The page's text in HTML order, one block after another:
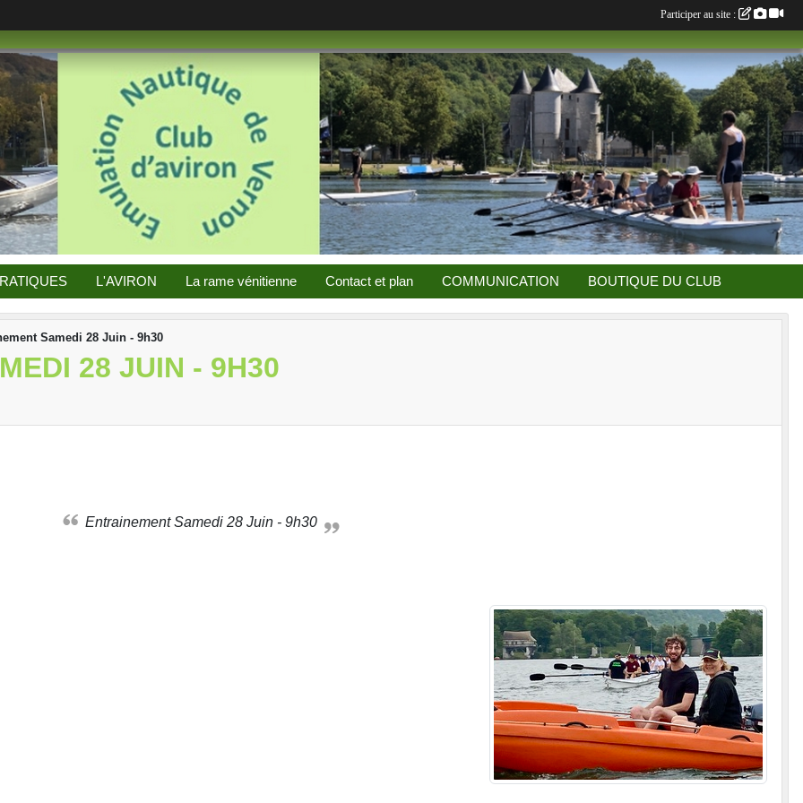
L'AVIRON La rame vénitienne Contact et plan COMMUNICATION BOUTIQUE DU CLUB
Samedi 28 Juin - 9h30
28 JUIN - 9H30
Entrainement Samedi 28 Juin - 9h30
Participer au site :